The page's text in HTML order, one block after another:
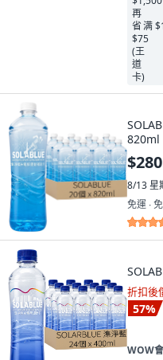
满
820ml
$280
8/13 星
免運 ∙
折扣後
57%
WOW